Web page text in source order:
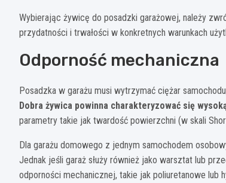
Wybierając żywicę do posadzki garażowej, należy
przydatności i trwałości w konkretnych warunkach
Odporność mechaniczna
Posadzka w garażu musi wytrzymać ciężar
Dobra żywica powinna charakteryzować się
parametry takie jak twardość powierzchni (w skali
Dla garażu domowego z jednym samochodem
Jednak jeśli garaż służy również jako warsztat lub
odporności mechanicznej, takie jak poliuretanowe lub